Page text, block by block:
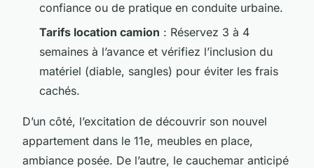
confiance ou de pratique en conduite urbaine.
Tarifs location camion : Réservez 3 à 4
semaines à l’avance et vérifiez l’inclusion du
matériel (diable, sangles) pour éviter les frais
cachés.
D’un côté, l’excitation de découvrir son nouvel
appartement dans le 11e, meubles en place,
ambiance posée. De l’autre, le cauchemar anticipé